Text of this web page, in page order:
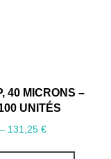
40 MICRONS –
UNITÉS
– 131,25€
Ce